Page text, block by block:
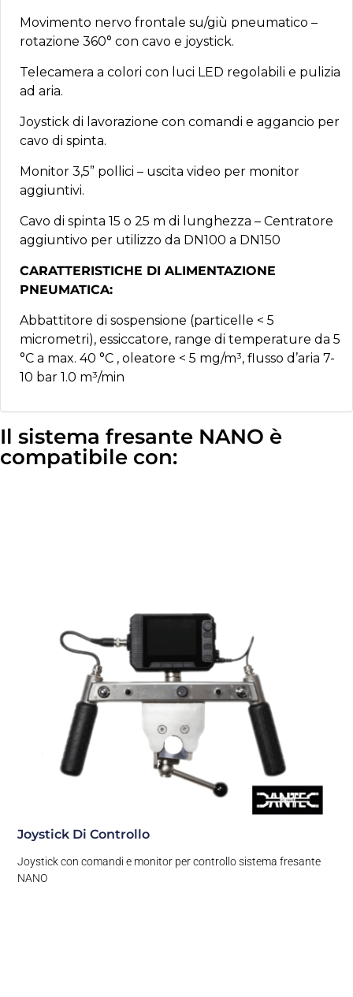
Movimento nervo frontale su/giù pneumatico –
rotazione 360° con cavo e joystick.
Telecamera a colori con luci LED regolabili e pulizia
ad aria.
Joystick di lavorazione con comandi e aggancio per
cavo di spinta.
Monitor 3,5” pollici – uscita video per monitor
aggiuntivi.
Cavo di spinta 15 o 25 m di lunghezza – Centratore
aggiuntivo per utilizzo da DN100 a DN150
CARATTERISTICHE DI ALIMENTAZIONE
PNEUMATICA:
Abbattitore di sospensione (particelle < 5
micrometri), essiccatore, range di temperature da 5
°C a max. 40 °C , oleatore < 5 mg/m³, flusso d’aria 7-
10 bar 1.0 m³/min
Il sistema fresante NANO è
compatibile con:
Joystick Di Controllo
Joystick con comandi e monitor per controllo sistema fresante
NANO